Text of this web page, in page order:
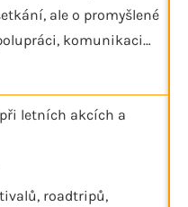
ale o promyšlené
komunikaci…
letních akcích a
roadtripů,